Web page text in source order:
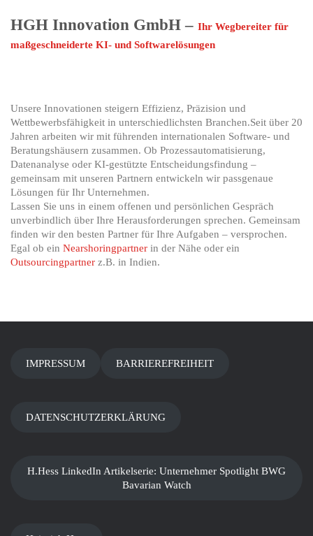
HGH Innovation GmbH – Ihr Wegbereiter für
maßgeschneiderte KI- und Softwarelösungen
Unsere Innovationen steigern Effizienz, Präzision und
Wettbewerbsfähigkeit in unterschiedlichsten Branchen.Seit über 20
Jahren arbeiten wir mit führenden internationalen Software- und
Beratungshäusern zusammen. Ob Prozessautomatisierung,
Datenanalyse oder KI-gestützte Entscheidungsfindung –
gemeinsam mit unseren Partnern entwickeln wir passgenaue
Lösungen für Ihr Unternehmen.
Lassen Sie uns in einem offenen und persönlichen Gespräch
unverbindlich über Ihre Herausforderungen sprechen. Gemeinsam
finden wir den besten Partner für Ihre Aufgaben – versprochen.
Egal ob ein Nearshoringpartner in der Nähe oder ein
Outsourcingpartner z.B. in Indien.
IMPRESSUM BARRIEREFREIHEIT
DATENSCHUTZERKLÄRUNG
H.Hess LinkedIn Artikelserie: Unternehmer Spotlight BWG
Bavarian Watch